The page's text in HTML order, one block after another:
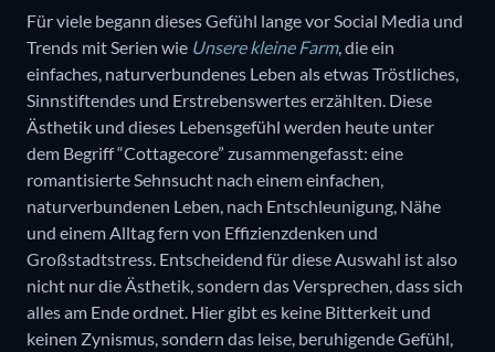
Für viele begann dieses Gefühl lange vor Social Media und
Trends mit Serien wie Unsere kleine Farm, die ein
einfaches, naturverbundenes Leben als etwas Tröstliches,
Sinnstiftendes und Erstrebenswertes erzählten. Diese
Ästhetik und dieses Lebensgefühl werden heute unter
dem Begriff “Cottagecore” zusammengefasst: eine
romantisierte Sehnsucht nach einem einfachen,
naturverbundenen Leben, nach Entschleunigung, Nähe
und einem Alltag fern von Effizienzdenken und
Großstadtstress. Entscheidend für diese Auswahl ist also
nicht nur die Ästhetik, sondern das Versprechen, dass sich
alles am Ende ordnet. Hier gibt es keine Bitterkeit und
keinen Zynismus, sondern das leise, beruhigende Gefühl,